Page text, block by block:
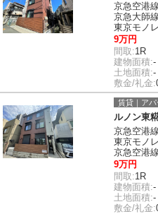
京急空港
京急大師
東京モノ
9万円
間取:1R
建物面積:-
土地面積:-
敷金/礼金:
賃貸｜アパ
ルノン東
京急空港
東京モノ
京急空港
9万円
間取:1R
建物面積:-
土地面積:-
敷金/礼金: